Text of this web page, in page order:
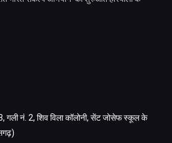
गली नं. 2, शिव विला कॉलोनी, सेंट जोसेफ स्कूल के